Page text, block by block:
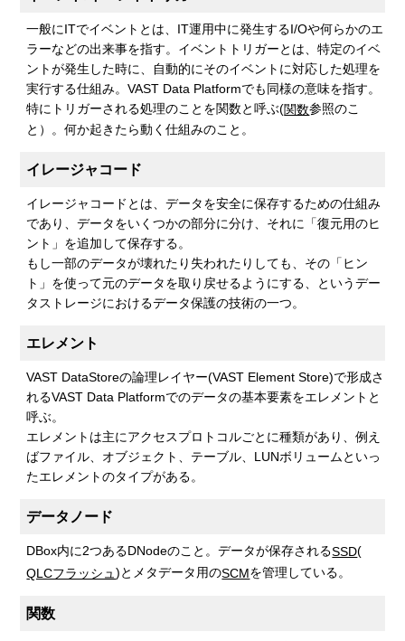
一般にITでイベントとは、IT運用中に発生するI/Oや何らかのエ
ラーなどの出来事を指す。イベントトリガーとは、特定のイベ
ントが発生した時に、自動的にそのイベントに対応した処理を
実行する仕組み。VAST Data Platformでも同様の意味を指す。
特にトリガーされる処理のことを関数と呼ぶ(関数参照のこ
と）。何か起きたら動く仕組みのこと。
イレージャコード
イレージャコードとは、データを安全に保存するための仕組み
であり、データをいくつかの部分に分け、それに「復元用のヒ
ント」を追加して保存する。
もし一部のデータが壊れたり失われたりしても、その「ヒン
ト」を使って元のデータを取り戻せるようにする、というデー
タストレージにおけるデータ保護の技術の一つ。
エレメント
VAST DataStoreの論理レイヤー(VAST Element Store)で形成さ
れるVAST Data Platformでのデータの基本要素をエレメントと
呼ぶ。
エレメントは主にアクセスプロトコルごとに種類があり、例え
ばファイル、オブジェクト、テーブル、LUNボリュームといっ
たエレメントのタイプがある。
データノード
DBox内に2つあるDNodeのこと。データが保存されるSSD(
QLCフラッシュ)とメタデータ用のSCMを管理している。
関数